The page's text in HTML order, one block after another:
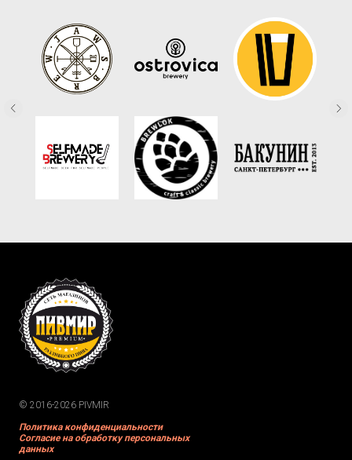
© 2016-2026 PIVMIR
Политика конфиденциальности
Согласие на обработку персональных
данных